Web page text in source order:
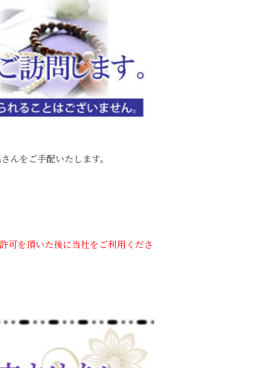
んをご手配いたします。
可を頂いた後に当社をご利用くださ